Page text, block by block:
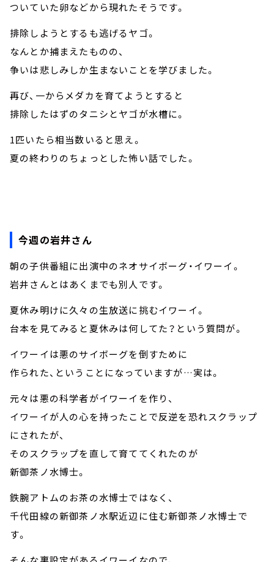
ついていた卵などから現れたそうです。
排除しようとするも逃げるヤゴ。
なんとか捕まえたものの、
争いは悲しみしか生まないことを学びました。
再び、一からメダカを育てようとすると
排除したはずのタニシとヤゴが水槽に。
1匹いたら相当数いると思え。
夏の終わりのちょっとした怖い話でした。
今週の岩井さん
朝の子供番組に出演中のネオサイボーグ・イワーイ。
岩井さんとはあくまでも別人です。
夏休み明けに久々の生放送に挑むイワーイ。
台本を見てみると夏休みは何してた？という質問が。
イワーイは悪のサイボーグを倒すために
作られた、ということになっていますが…実は。
元々は悪の科学者がイワーイを作り、
イワーイが人の心を持ったことで反逆を恐れスクラップ
にされたが、
そのスクラップを直して育ててくれたのが
新御茶ノ水博士。
鉄腕アトムのお茶の水博士ではなく、
千代田線の新御茶ノ水駅近辺に住む新御茶ノ水博士で
す。